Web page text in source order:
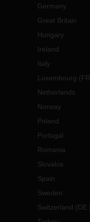
Germany
Great Britain
Hungary
Ireland
Italy
Luxembourg (FR
Netherlands
Norway
Poland
Portugal
Romania
Slovakia
Spain
Sweden
Switzerland (DE